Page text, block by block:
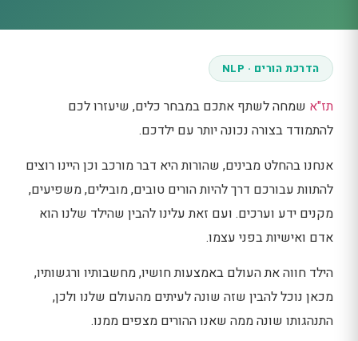
הדרכת הורים · NLP
תז"א שמחה לשתף אתכם במבחר כלים, שיעזרו לכם
להתמודד בצורה נכונה יותר עם ילדכם.
אנחנו בהחלט מבינים, שהורות היא דבר מורכב וכן היינו רוצים
להתוות עבורכם דרך להיות הורים טובים, מובילים, משפיעים,
מקנים ידע וערכים. ועם זאת עלינו להבין שהילד שלנו הוא
אדם ואישיות בפני עצמו.
הילד חווה את העולם באמצעות חושיו, מחשבותיו ורגשותיו,
מכאן נוכל להבין שזה שונה לעיתים מהעולם שלנו ולכן,
התנהגותו שונה ממה שאנו ההורים מצפים ממנו.